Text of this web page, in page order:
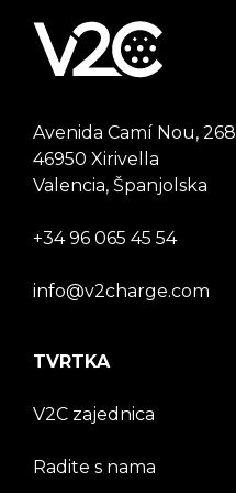
Avenida Camí Nou, 268
46950 Xirivella
Valencia, Španjolska
+34 96 065 45 54
info@v2charge.com
TVRTKA
V2C zajednica
Radite s nama